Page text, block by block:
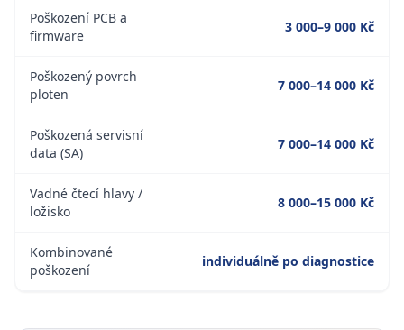
Poškození PCB a
firmware
3 000–9 000 Kč
Poškozený povrch
ploten
7 000–14 000 Kč
Poškozená servisní
data (SA)
7 000–14 000 Kč
Vadné čtecí hlavy /
ložisko
8 000–15 000 Kč
Kombinované
poškození
individuálně po diagnostice